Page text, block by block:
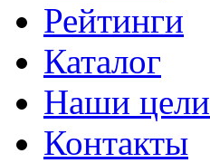
Рейтинги
Каталог
Наши цели
Контакты